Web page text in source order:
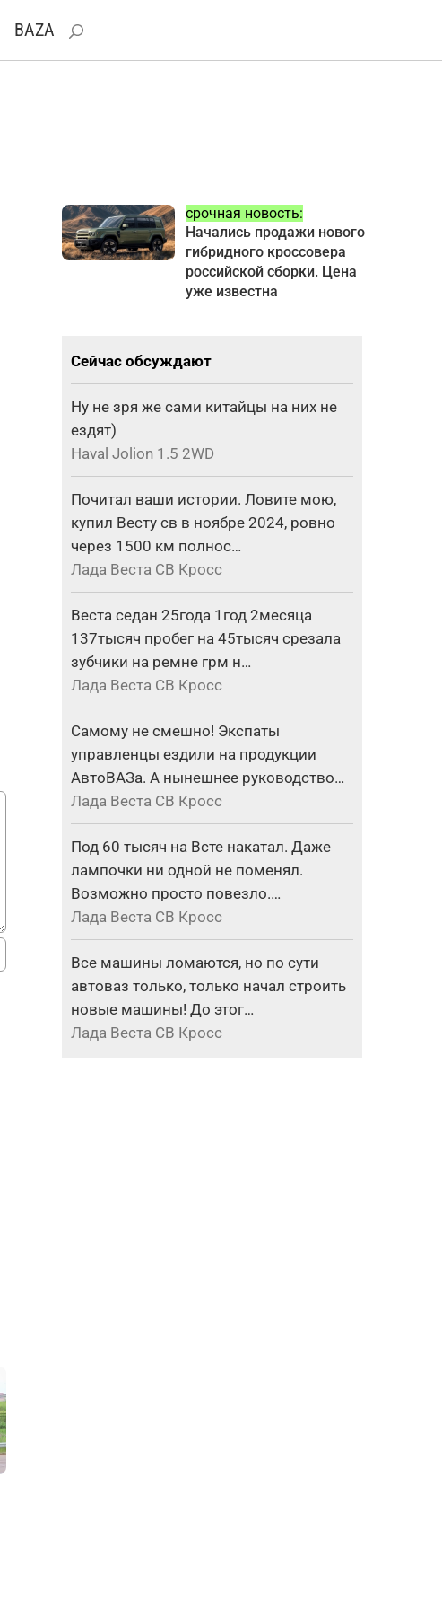
BAZA
срочная новость:
Начались продажи нового
гибридного кроссовера
российской сборки. Цена
уже известна
Сейчас обсуждают
Ну не зря же сами китайцы на них не
ездят)
Haval Jolion 1.5 2WD
Почитал ваши истории. Ловите мою,
купил Весту св в ноябре 2024, ровно
через 1500 км полнос…
Лада Веста СВ Кросс
Веста седан 25года 1год 2месяца
137тысяч пробег на 45тысяч срезала
зубчики на ремне грм н…
Лада Веста СВ Кросс
Самому не смешно! Экспаты
управленцы ездили на продукции
АвтоВАЗа. А нынешнее руководство…
Лада Веста СВ Кросс
Под 60 тысяч на Всте накатал. Даже
лампочки ни одной не поменял.
Возможно просто повезло.…
Лада Веста СВ Кросс
Все машины ломаются, но по сути
автоваз только, только начал строить
новые машины! До этог…
Лада Веста СВ Кросс